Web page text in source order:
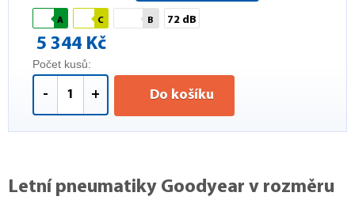
A C B 72 dB
5 344 Kč
Počet kusů:
- + Do košíku
Letní pneumatiky Goodyear v rozměru